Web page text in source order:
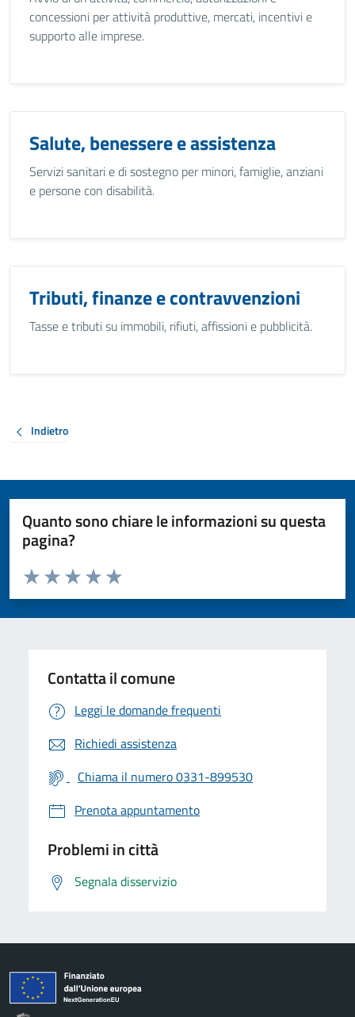
concessioni per attività produttive, mercati, incentivi e
supporto alle imprese.
Salute, benessere e assistenza
Servizi sanitari e di sostegno per minori, famiglie, anziani
e persone con disabilità.
Tributi, finanze e contravvenzioni
Tasse e tributi su immobili, rifiuti, affissioni e pubblicità.
Indietro
Quanto sono chiare le informazioni su questa
pagina?
Valuta da 1 a 5 stelle la pagina
Valuta 5 stelle su 5
Valuta 4 stelle su 5
Valuta 3 stelle su 5
Valuta 2 stelle su 5
Valuta 1 stelle su 5
Contatta il comune
Leggi le domande frequenti
Richiedi assistenza
Chiama il numero 0331-899530
Prenota appuntamento
Problemi in città
Segnala disservizio